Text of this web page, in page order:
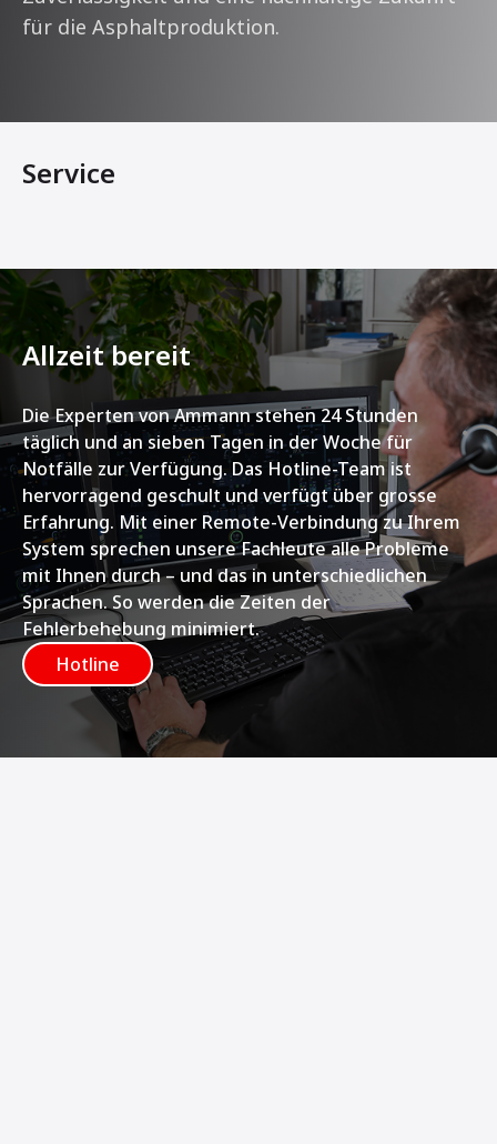
für die Asphaltproduktion.
Service
Allzeit bereit
Die Experten von Ammann stehen 24 Stunden
täglich und an sieben Tagen in der Woche für
Notfälle zur Verfügung. Das Hotline-Team ist
hervorragend geschult und verfügt über grosse
Erfahrung. Mit einer Remote-Verbindung zu Ihrem
System sprechen unsere Fachleute alle Probleme
mit Ihnen durch – und das in unterschiedlichen
Sprachen. So werden die Zeiten der
Fehlerbehebung minimiert.
Hotline